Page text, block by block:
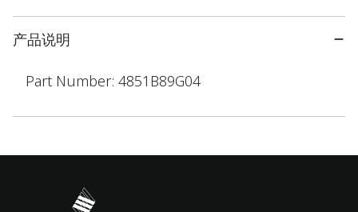
产品说明
Part Number: 4851B89G04